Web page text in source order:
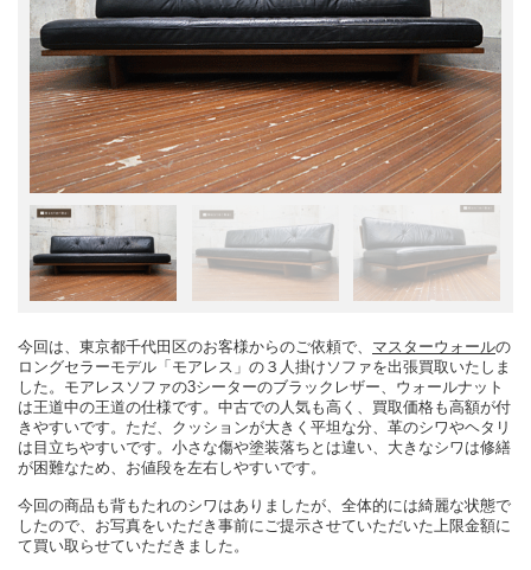
今回は、東京都千代田区のお客様からのご依頼で、 マスターウォールの
ロングセラーモデル「モアレス」の３人掛けソファを出張買取いたしま
した。モアレスソファの3シーターのブラックレザー、ウォールナット
は王道中の王道の仕様です。中古での人気も高く、買取価格も高額が付
きやすいです。ただ、クッションが大きく平坦な分、革のシワやヘタリ
は目立ちやすいです。小さな傷や塗装落ちとは違い、大きなシワは修繕
が困難なため、お値段を左右しやすいです。
今回の商品も背もたれのシワはありましたが、全体的には綺麗な状態で
したので、お写真をいただき事前にご提示させていただいた上限金額に
て買い取らせていただきました。